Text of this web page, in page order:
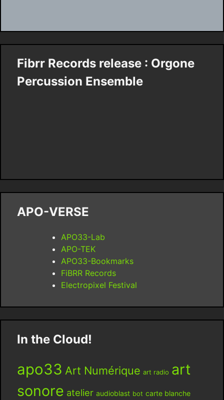
Fibrr Records release : Orgone
Percussion Ensemble
APO-VERSE
APO33-Lab
APO-TEK
APO33-Bookmarks
FiBRR Records
Electropixel Festival
In the Cloud!
apo33 Art Numérique art radio art
sonore atelier audioblast bot carte blanche